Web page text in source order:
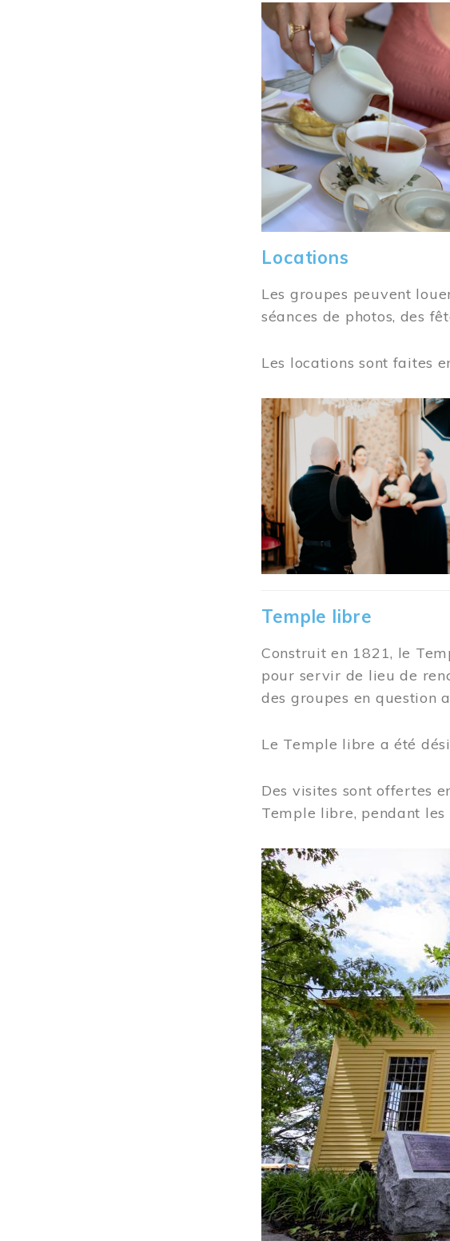
Image
Locations
Les groupes peuvent
séances de photos, des
Les locations sont faites
Image
Temple libre
Construit en 1821, le
pour servir de lieu de
des groupes en question
Le Temple libre a été
Des visites sont offertes
Temple libre, pendant
Image